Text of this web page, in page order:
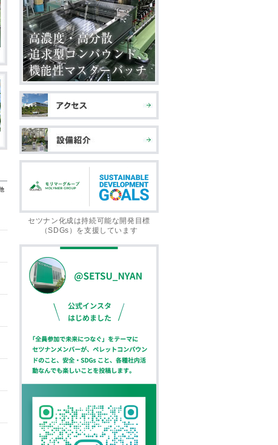
セツナン化成は持続可能な開発目標
（SDGs）を支援しています